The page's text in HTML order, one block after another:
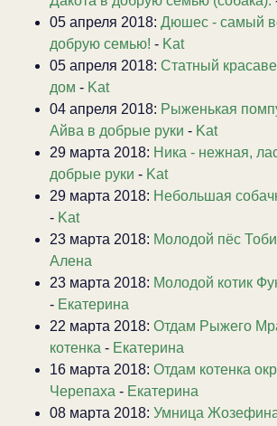
05 апреля 2018: Дюшес - самый
добрую семью! - Kat
05 апреля 2018: Статный
дом - Kat
04 апреля 2018: Рыженькая
Айва в добрые руки - Kat
29 марта 2018: Ника - нежная,
добрые руки - Kat
29 марта 2018: Небольшая
- Kat
23 марта 2018: Молодой пёс
Алена
23 марта 2018: Молодой котик
- Екатерина
22 марта 2018: Отдам Рыжего
котенка - Екатерина
16 марта 2018: Отдам котенка
Черепаха - Екатерина
08 марта 2018: Умница